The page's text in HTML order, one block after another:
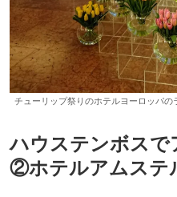
チューリップ祭りのホテルヨーロッパの
ハウステンボスで
②ホテルアムステ